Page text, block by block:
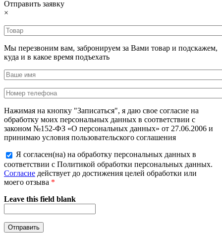
Отправить заявку
×
Мы перезвоним вам, забронируем за Вами товар и подскажем,
куда и в какое время подъехать
Нажимая на кнопку "Записаться", я даю свое согласие на
обработку моих персональных данных в соответствии с
законом №152-ФЗ «О персональных данных» от 27.06.2006 и
принимаю условия пользовательского соглашения
Я согласен(на) на обработку персональных данных в
соответствии с Политикой обработки персональных данных.
Согласие действует до достижения целей обработки или
моего отзыва *
Leave this field blank